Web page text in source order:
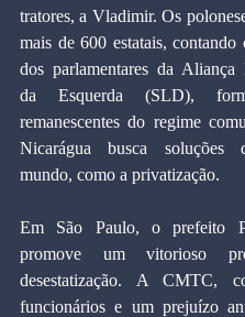
tratores, a Vladimir. Os
mais de 600 estatais,
dos parlamentares da Aliança
da Esquerda (SLD),
remanescentes do regime
Nicarágua busca soluções
mundo, como a privatização.
Em São Paulo, o prefeito
promove um vitorioso
desestatização. A CMTC,
funcionários e um prejuízo